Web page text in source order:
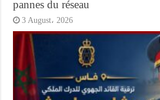
pannes du réseau
3 August، 2026